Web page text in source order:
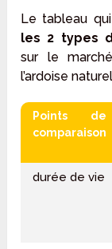
Le tableau
les 2 types
sur le
l’ardoise
Points de
comparaison
durée de vie